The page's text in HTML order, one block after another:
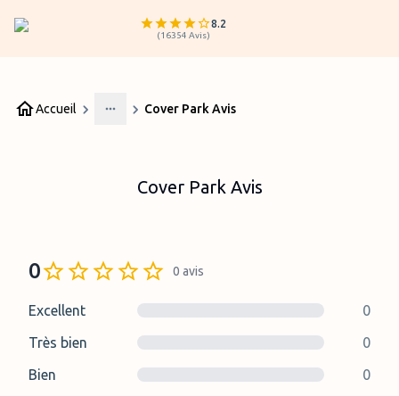
8.2
(16354 Avis)
Accueil
More
Cover Park Avis
Cover Park Avis
0 0 avis
Excellent
0
Très bien
0
Bien
0